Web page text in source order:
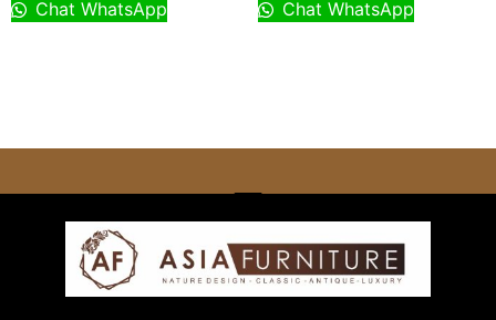
Chat WhatsApp Chat WhatsApp